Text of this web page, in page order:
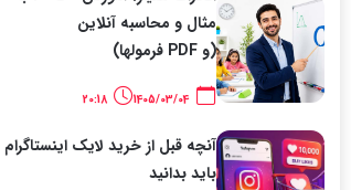
مثال و محاسبه آنلاین
(و PDF فرمولها)
1405/03/04
20:18
آنچه قبل از خرید لایک اینستاگرام
باید بدانید